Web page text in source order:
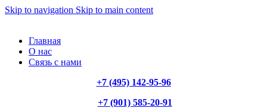
Skip to navigation Skip to main content
Главная
О нас
Связь с нами
+7 (495) 142-95-96
+7 (901) 585-20-91